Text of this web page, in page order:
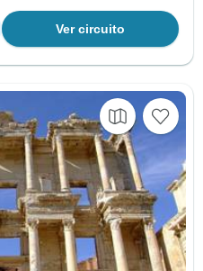
Ver circuito